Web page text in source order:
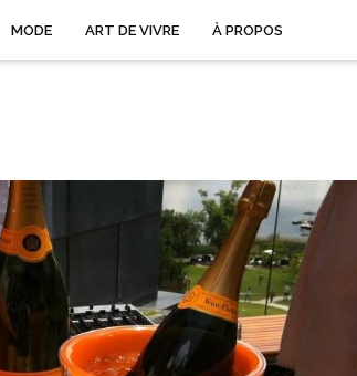
MODE ART DE VIVRE À PROPOS